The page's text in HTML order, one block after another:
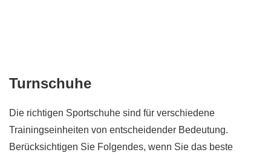
Turnschuhe
Die richtigen Sportschuhe sind für verschiedene
Trainingseinheiten von entscheidender Bedeutung.
Berücksichtigen Sie Folgendes, wenn Sie das beste